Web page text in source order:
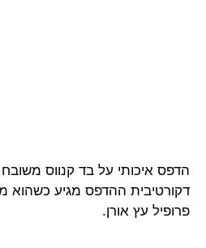
הדפס איכותי על בד קנווס
דקורטיבית ההדפס מגיע כשהוא
פרופיל עץ אורן.